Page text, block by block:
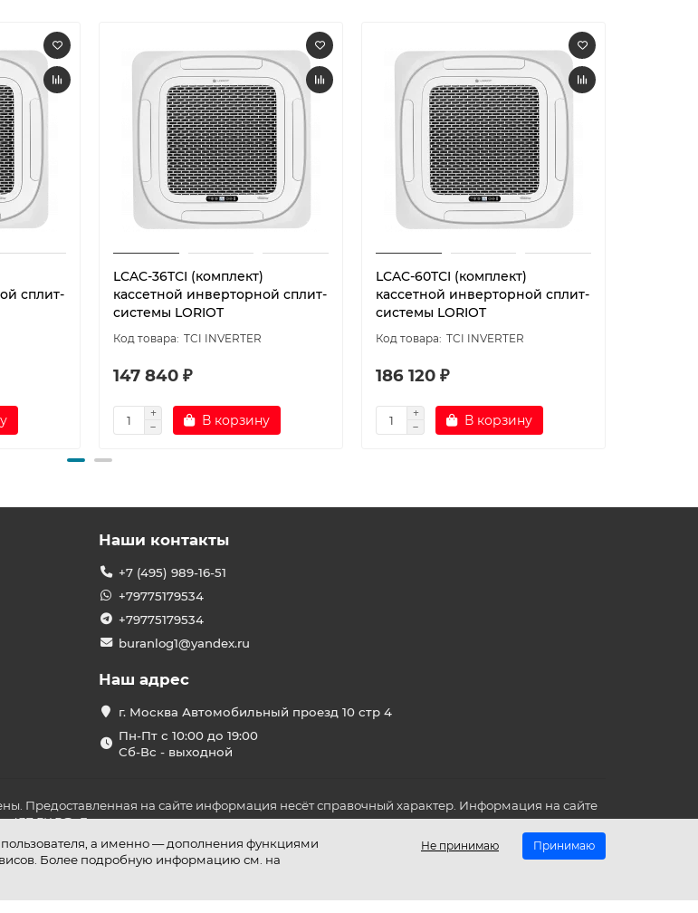
сплит-
LCAC-36TСI (комплект)
кассетной инверторной сплит-
системы LORIOT
TCI INVERTER
147 840 ₽
В корзину
LCAC-60TСI (комплект)
кассетной инверторной сплит-
системы LORIOT
TCI INVERTER
186 120 ₽
В корзину
а именно — дополнения функциями
Более подробную информацию см. на
Не принимаю Принимаю
Наши контакты
+7 (495) 989-16-51
+79775179534
+79775179534
buranlog1@yandex.ru
Наш адрес
г. Москва Автомобильный проезд 10 стр 4
Пн-Пт с 10:00 до 19:00
Сб-Вс - выходной
Предоставленная на сайте информация несёт справочный характер. Информация на сайте
ГК РФ. До оплаты товара удостоверьтесь во всех для вас важных характеристиках в товаре